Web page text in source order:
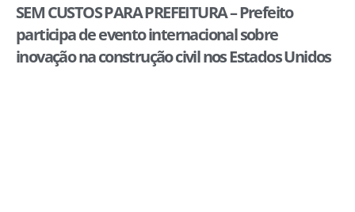
SEM CUSTOS PARA PREFEITURA – Prefeito
participa de evento internacional sobre
inovação na construção civil nos Estados Unidos